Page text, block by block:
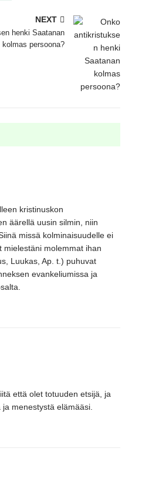
NEXT
henki Saatanan
kolmas persoona?
kristinuskon
äärellä uusin silmin, niin
missä kolminaisuudelle ei
mielestäni molemmat ihan
Luukas, Ap. t.) puhuvat
evankeliumissa ja
että olet totuuden etsijä, ja
menestystä elämääsi.